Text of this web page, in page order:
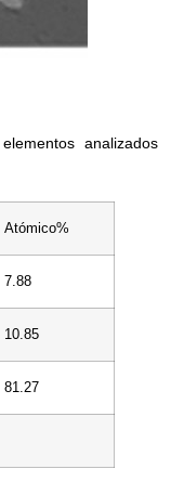
analizados
Atómico%
7.88
10.85
81.27